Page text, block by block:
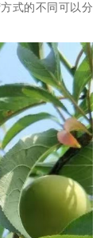
式的不同可以分